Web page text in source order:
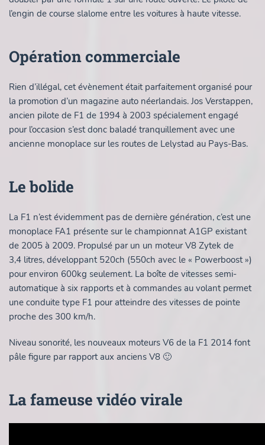
l’engin de course slalome entre les voitures à haute vitesse.
Opération commerciale
Rien d’illégal, cet évènement était parfaitement organisé pour
la promotion d’un magazine auto néerlandais. Jos Verstappen,
ancien pilote de F1 de 1994 à 2003 spécialement engagé
pour l’occasion s’est donc baladé tranquillement avec une
ancienne monoplace sur les routes de Lelystad au Pays-Bas.
Le bolide
La F1 n’est évidemment pas de dernière génération, c’est une
monoplace FA1 présente sur le championnat A1GP existant
de 2005 à 2009. Propulsé par un un moteur V8 Zytek de
3,4 litres, développant 520ch (550ch avec le « Powerboost »)
pour environ 600kg seulement. La boîte de vitesses semi-
automatique à six rapports et à commandes au volant permet
une conduite type F1 pour atteindre des vitesses de pointe
proche des 300 km/h.
Niveau sonorité, les nouveaux moteurs V6 de la F1 2014 font
pâle figure par rapport aux anciens V8 🙂
La fameuse vidéo virale